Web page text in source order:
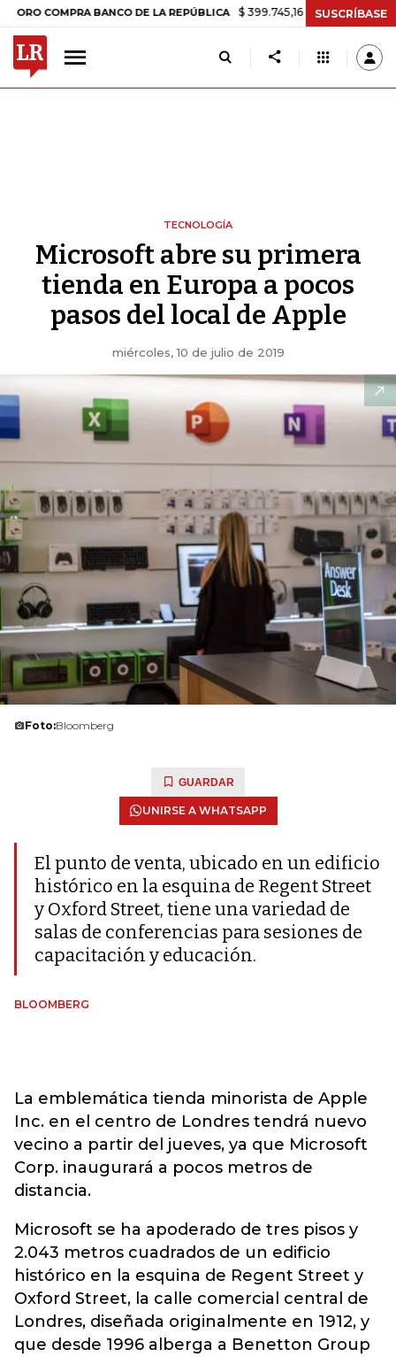
BANCO DE LA REPÚBLICA $ 399.745,16 +$ 2.295,71 +0,58%
SUSCRÍBASE
TECNOLOGÍA
Microsoft abre su primera
tienda en Europa a pocos
pasos del local de Apple
miércoles, 10 de julio de 2019
Foto:Bloomberg
GUARDAR
UNIRSE A WHATSAPP
El punto de venta, ubicado en un edificio
histórico en la esquina de Regent Street
y Oxford Street, tiene una variedad de
salas de conferencias para sesiones de
capacitación y educación.
BLOOMBERG
La emblemática tienda minorista de Apple
Inc. en el centro de Londres tendrá nuevo
vecino a partir del jueves, ya que Microsoft
Corp. inaugurará a pocos metros de
distancia.
Microsoft se ha apoderado de tres pisos y
2.043 metros cuadrados de un edificio
histórico en la esquina de Regent Street y
Oxford Street, la calle comercial central de
Londres, diseñada originalmente en 1912, y
que desde 1996 alberga a Benetton Group